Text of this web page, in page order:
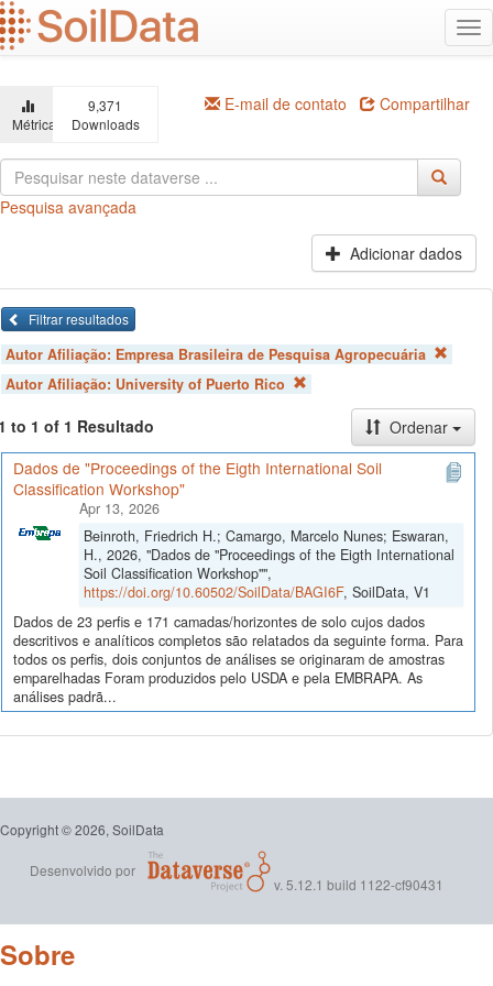
Ir
para
o
principal
Métricas
9,371
Downloads
E-mail de contato Compartilhar
Pesquisa avançada
Adicionar dados
Filtrar resultados
Autor Afiliação: Empresa Brasileira de Pesquisa Agropecuária
Autor Afiliação: University of Puerto Rico
to 1 of 1 Resultado
Ordenar
Dados de "Proceedings of the Eigth International Soil
Classification Workshop"
Apr 13, 2026
Beinroth, Friedrich H.; Camargo, Marcelo Nunes; Eswaran,
H., 2026, "Dados de "Proceedings of the Eigth International
Soil Classification Workshop"",
https://doi.org/10.60502/SoilData/BAGI6F, SoilData, V1
Dados de 23 perfis e 171 camadas/horizontes de solo cujos dados
descritivos e analíticos completos são relatados da seguinte forma. Para
todos os perfis, dois conjuntos de análises se originaram de amostras
emparelhadas Foram produzidos pelo USDA e pela EMBRAPA. As
análises padrã...
Copyright © 2026, SoilData
Desenvolvido por
v. 5.12.1 build 1122-cf90431
Sobre